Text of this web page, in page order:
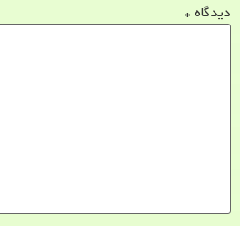
دیدگاه *